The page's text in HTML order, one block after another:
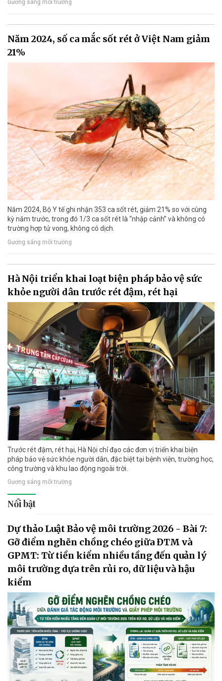
Gương sáng môi trường
Năm 2024, số ca mắc sốt rét ở Việt Nam giảm
21%
Năm 2024, Bộ Y tế ghi nhận 353 ca sốt rét, giảm 21% so với cùng
kỳ năm trước, trong đó 1/3 ca sốt rét là “nhập cảnh” và không có
trường hợp tử vong, không có dịch.
Gương sáng môi trường
Hà Nội triển khai loạt biện pháp bảo vệ sức
khỏe người dân trước rét đậm, rét hại
Trước rét đậm, rét hại, Hà Nội chỉ đạo các đơn vị triển khai biện
pháp bảo vệ sức khỏe người dân, đặc biệt tại bệnh viện, trường học,
công trường và khu lao động ngoài trời.
Gương sáng môi trường
Nổi bật
Dự thảo Luật Bảo vệ môi trường 2026 - Bài 7:
Gỡ điểm nghẽn chồng chéo giữa ĐTM và
GPMT: Từ tiền kiểm nhiều tầng đến quản lý
môi trường dựa trên rủi ro, dữ liệu và hậu
kiểm